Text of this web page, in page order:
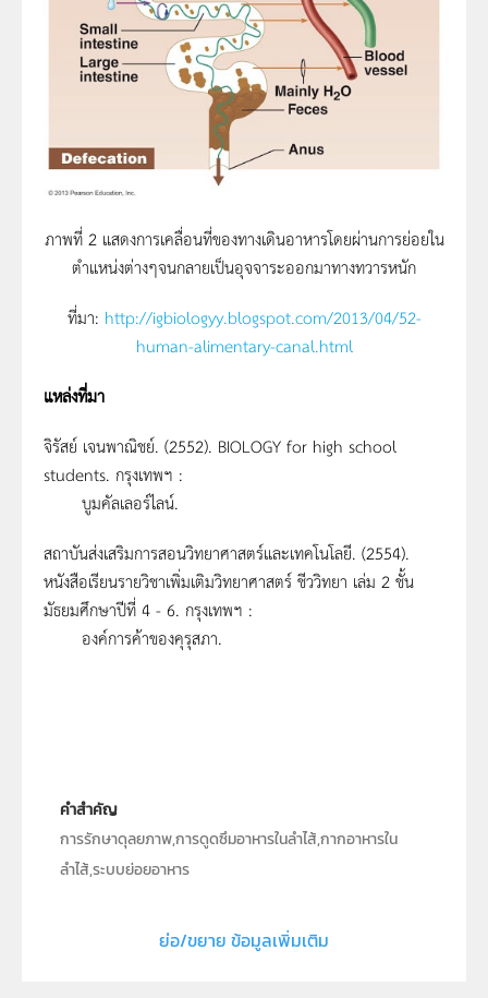
ภาพที่ 2 แสดงการเคลื่อนที่ของทางเดินอาหารโดยผ่านการย่อยใน
ตำแหน่งต่างๆจนกลายเป็นอุจจาระออกมาทางทวารหนัก
ที่มา: http://igbiologyy.blogspot.com/2013/04/52-
human-alimentary-canal.html
แหล่งที่มา
จิรัสย์ เจนพาณิชย์. (2552). BIOLOGY for high school
students. กรุงเทพฯ :
บูมคัลเลอร์ไลน์.
สถาบันส่งเสริมการสอนวิทยาศาสตร์และเทคโนโลยี. (2554).
หนังสือเรียนรายวิชาเพิ่มเติมวิทยาศาสตร์ ชีววิทยา เล่ม 2 ชั้น
มัธยมศึกษาปีที่ 4 - 6. กรุงเทพฯ :
องค์การค้าของคุรุสภา.
คำสำคัญ
การรักษาดุลยภาพ,การดูดซึมอาหารในลำไส้,กากอาหารใน
ลำไส้,ระบบย่อยอาหาร
ย่อ/ขยาย ข้อมูลเพิ่มเติม